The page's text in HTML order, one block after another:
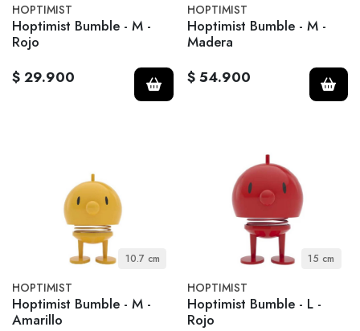
HOPTIMIST
Hoptimist Bumble - M -
Rojo
$ 29.900
HOPTIMIST
Hoptimist Bumble - M -
Madera
$ 54.900
10.7 cm
HOPTIMIST
Hoptimist Bumble - M -
Amarillo
15 cm
HOPTIMIST
Hoptimist Bumble - L -
Rojo